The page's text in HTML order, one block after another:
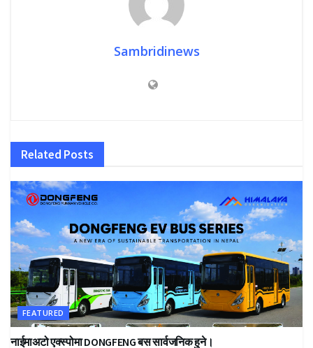
Sambridinews
Related Posts
FEATURED
नाईमाअटो एक्स्पोमा DONGFENG बस सार्वजनिक हुने।